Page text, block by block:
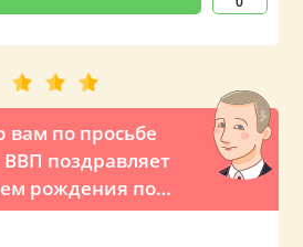
вам по просьбе
поздравляет
рождения по